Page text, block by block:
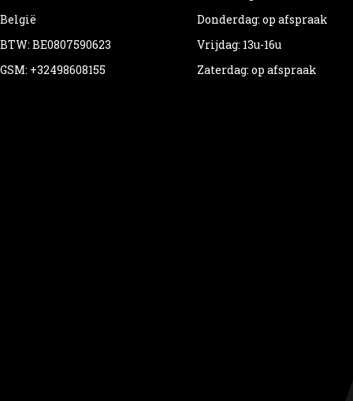
België
BTW: BE0807590623
GSM: +32498608155
Donderdag: op afspraak
Vrijdag: 13u-16u
Zaterdag: op afspraak